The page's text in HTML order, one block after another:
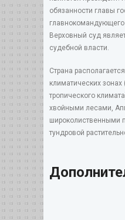
обязанности главы
Верховный суд
судебной власти.
Страна
климатических зонах
тропического
хвойными лесами,
широколиственными
тундровой